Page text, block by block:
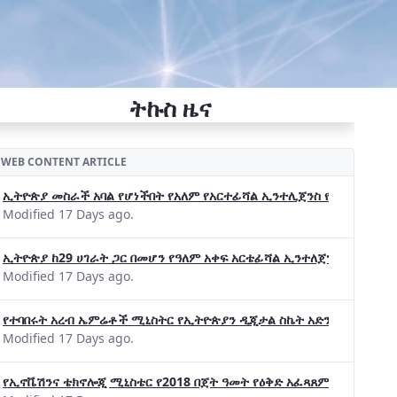
ትኩስ ዜና
WEB CONTENT ARTICLE
ኢትዮጵያ መስራች አባል የሆነችበት የአለም የአርተፊሻል ኢንተሊጀንስ የትብብር
Modified 17 Days ago.
ኢትዮጵያ ከ29 ሀገራት ጋር በመሆን የዓለም አቀፍ አርቴፊሻል ኢንተለጀንስ ትብብር
Modified 17 Days ago.
የተባበሩት አረብ ኤምሬቶች ሚኒስትር የኢትዮጵያን ዲጂታል ስኬት አድንቀዋል
Modified 17 Days ago.
የኢኖቬሽንና ቴክኖሎጂ ሚኒስቴር የ2018 በጀት ዓመት የዕቅድ አፈጻጸምና የቀጣይ